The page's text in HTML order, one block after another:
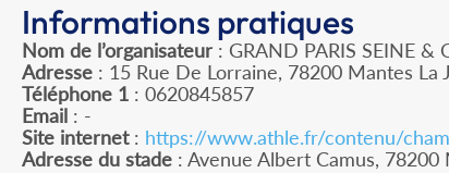
Informations pratiques
Nom de l’organisateur : GRAND PARIS SEINE &
Adresse : 15 Rue De Lorraine, 78200 Mantes La
Téléphone 1 : 0620845857
Email : -
Site internet: https://www.athle.fr/contenu/
Adresse du stade : Avenue Albert Camus, 78200